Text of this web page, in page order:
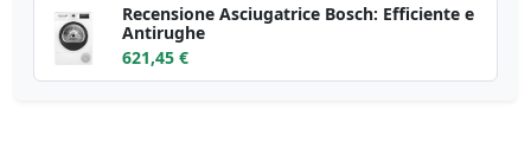
Recensione Asciugatrice Bosch: Efficiente e
Antirughe
621,45 €